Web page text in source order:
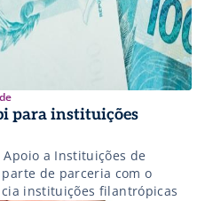
para instituições
a Instituições de
parte de parceria com o
instituições filantrópicas